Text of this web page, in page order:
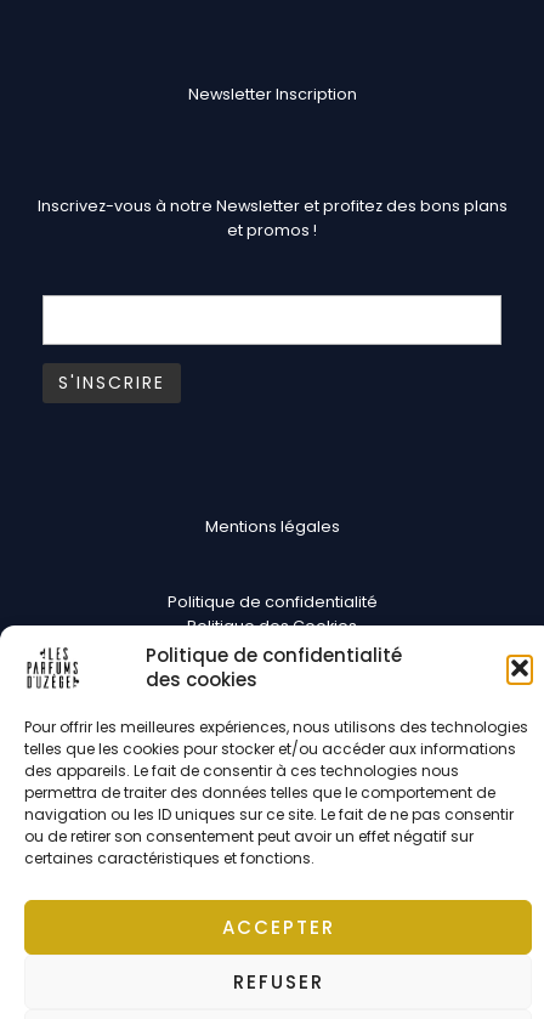
Politique de confidentialité
des cookies
Pour offrir les meilleures expériences, nous utilisons des technologies
telles que les cookies pour stocker et/ou accéder aux informations
des appareils. Le fait de consentir à ces technologies nous
permettra de traiter des données telles que le comportement de
navigation ou les ID uniques sur ce site. Le fait de ne pas consentir
ou de retirer son consentement peut avoir un effet négatif sur
certaines caractéristiques et fonctions.
ACCEPTER
REFUSER
Newsletter Inscription
Inscrivez-vous à notre Newsletter et profitez des bons plans
et promos !
Mentions légales
Politique de confidentialité
Politique des Cookies
CGV
Copyright © 2026 Les parfums d'Uzège | Développé par